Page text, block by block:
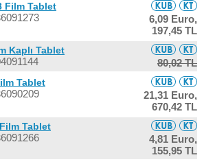
Film Tablet
6,09 Euro,
197,45 TL
Kaplı Tablet
80,02 TL
Tablet
21,31 Euro,
670,42 TL
Tablet
4,81 Euro,
155,95 TL